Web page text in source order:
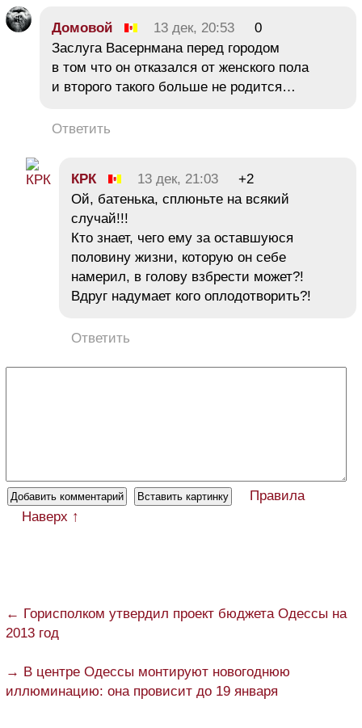
Домовой 13 дек, 20:53
0
Заслуга Васернмана перед городом
в том что он отказался от женского пола
и второго такого больше не родится…
Ответить
КРК 13 дек, 21:03
+2
Ой, батенька, сплюньте на всякий
случай!!!
Кто знает, чего ему за оставшуюся
половину жизни, которую он себе
намерил, в голову взбрести может?!
Вдруг надумает кого оплодотворить?!
Ответить
Правила
Наверх ↑
← Горисполком утвердил проект бюджета Одессы на
2013 год
→ В центре Одессы монтируют новогоднюю
иллюминацию: она провисит до 19 января